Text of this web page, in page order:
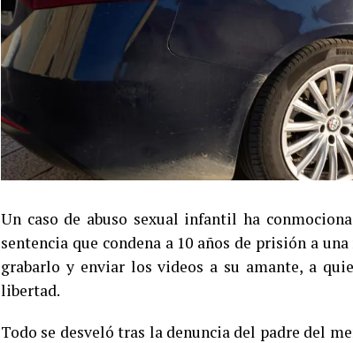
Un caso de abuso sexual infantil ha
sentencia que condena a 10 años de prisión a
grabarlo y enviar los videos a su amante, a
libertad.
Todo se desveló tras la denuncia del padre del